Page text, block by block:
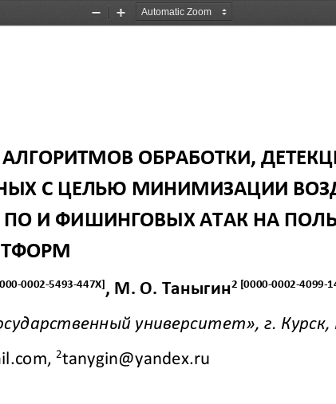
Zoom
Zoom
ЛГОРИТМОВ ОБРАБОТКИ,
С ЦЕЛЬЮ МИНИМИЗАЦИИ
И ФИШИНГОВЫХ АТАК НА
-0002-5493-447X] , М. О. Таныгин2 [0000-0002-4099-
университет», г. Курск,
.com, 2tanygin@yandex.ru